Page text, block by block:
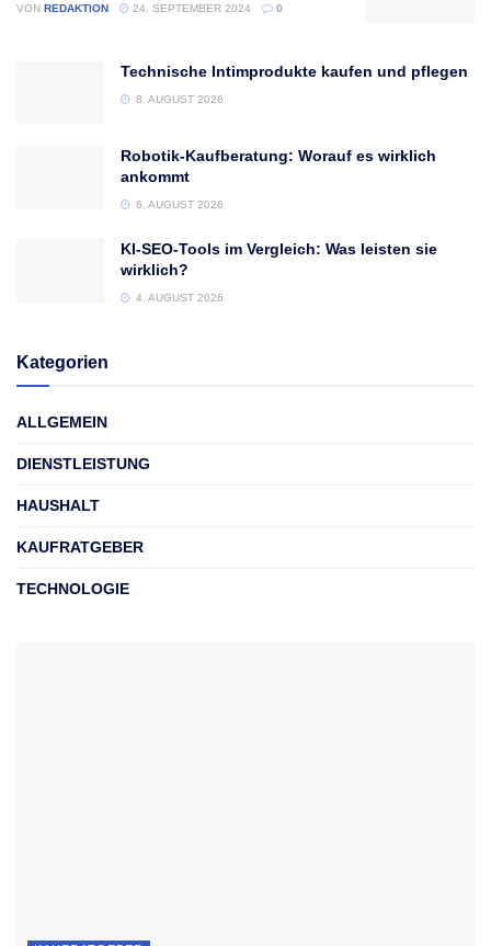
VON REDAKTION 24. SEPTEMBER 2024 0
Technische Intimprodukte kaufen und pflegen
8. AUGUST 2026
Robotik-Kaufberatung: Worauf es wirklich
ankommt
6. AUGUST 2026
KI-SEO-Tools im Vergleich: Was leisten sie
wirklich?
4. AUGUST 2026
Kategorien
ALLGEMEIN
DIENSTLEISTUNG
HAUSHALT
KAUFRATGEBER
TECHNOLOGIE